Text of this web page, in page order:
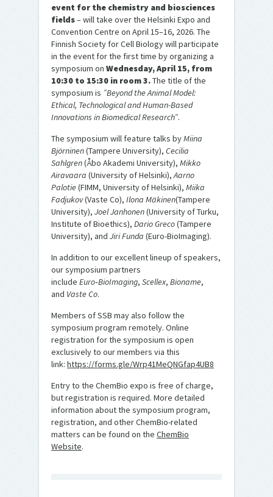
event for the chemistry and biosciences
fields– will take over the Helsinki Expo and
Convention Centre on April 15–16, 2026. The
Finnish Society for Cell Biology will participate
in the event for the first time by organizing a
symposium on Wednesday, April 15, from
10:30 to 15:30 in room 3.The title of the
symposium is ”Beyond the Animal Model:
Ethical, Technological and Human-Based
Innovations in Biomedical Research”.
The symposium will feature talks byMiina
Björninen(Tampere University), Cecilia
Sahlgren(Åbo Akademi University), Mikko
Airavaara (University of Helsinki),Aarno
Palotie(FIMM, University of Helsinki), Miika
Fadjukov(Vaste Co), Ilona Mäkinen(Tampere
University), Joel Janhonen(University of Turku,
Institute of Bioethics), Dario Greco(Tampere
University), and Jiri Funda (Euro-BioImaging).
In addition to our excellent lineup of speakers,
our symposium partners
include Euro‑BioImaging, Scellex, Bioname,
and Vaste Co.
Members of SSB may also follow the
symposium program remotely. Online
registration for the symposium is open
exclusively to our members via this
link: https://forms.gle/Wrp41MeQNGfap4UB8
Entry to the ChemBio expo is free of charge,
but registration is required. More detailed
information about the symposium program,
registration, and other ChemBio-related
matters can be found on the ChemBio
Website.